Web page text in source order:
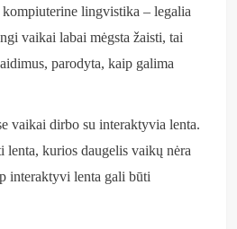
lingvistika – legalia
vaikai labai mėgsta žaisti, tai
parodyta, kaip galima
vaikai dirbo su interaktyvia lenta.
lenta, kurios daugelis vaikų nėra
interaktyvi lenta gali būti